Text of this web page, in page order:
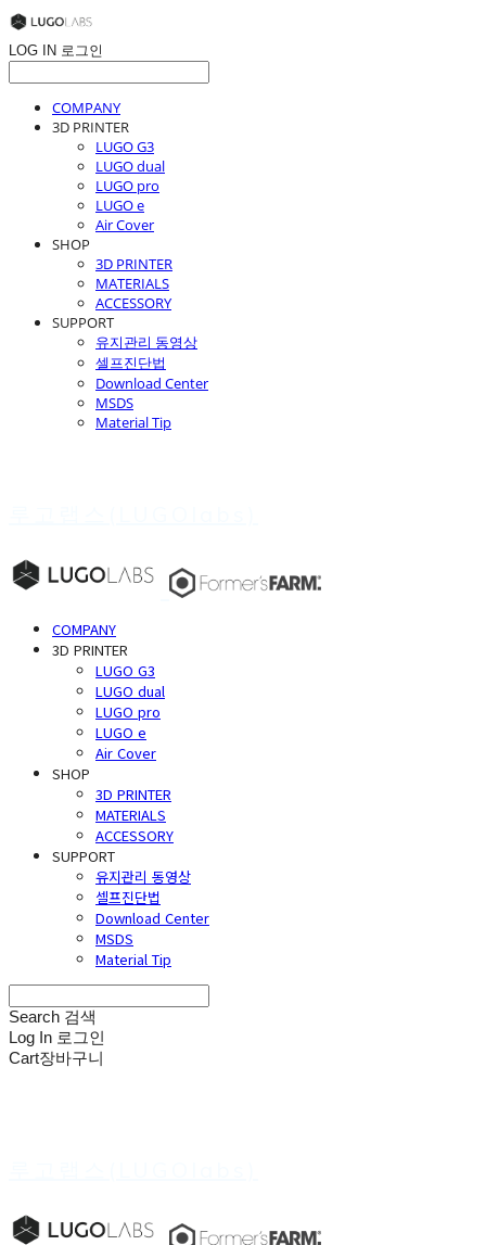
LOG IN 로그인
COMPANY
3D PRINTER
LUGO G3
LUGO dual
LUGO pro
LUGO e
Air Cover
SHOP
3D PRINTER
MATERIALS
ACCESSORY
SUPPORT
유지관리 동영상
셀프진단법
Download Center
MSDS
Material Tip
COMPANY
3D PRINTER
LUGO G3
LUGO dual
LUGO pro
LUGO e
Air Cover
SHOP
3D PRINTER
MATERIALS
ACCESSORY
SUPPORT
유지관리 동영상
셀프진단법
Download Center
MSDS
Material Tip
Search 검색
Log In 로그인
Cart장바구니